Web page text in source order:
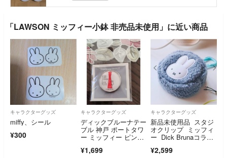
「LAWSON ミッフィー小鉢 非売品未使用」に近い商品
キャラクターグッズ
miffy、シール
¥300
キャラクターグッズ
ディックブルーナテー
ブル 神戸 ポートタワ
ー ミッフィー ピンバ
¥1,699
キャラクターグッズ
新品未使用品 スタジ
オクリップ ミッフィ
ー Dick Brunaコラ
ポーチ
¥2,599